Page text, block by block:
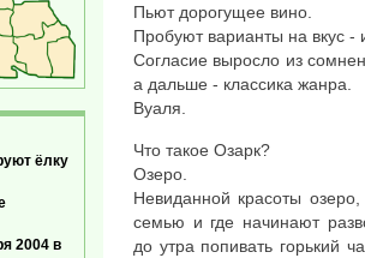
Пьют дорогущее вино.
Пробуют варианты на вкус -
Согласие выросло из
а дальше - классика жанра.
Вуаля.
Что такое Озарк?
Озеро.
Невиданной красоты
семью и где начинают
до утра попивать горький
ёлку
2004 в